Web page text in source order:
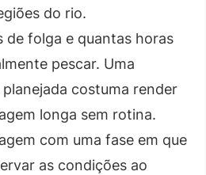
do rio.
de folga e quantas horas
pescar. Uma
costuma render
longa sem rotina.
com uma fase em que
as condições ao